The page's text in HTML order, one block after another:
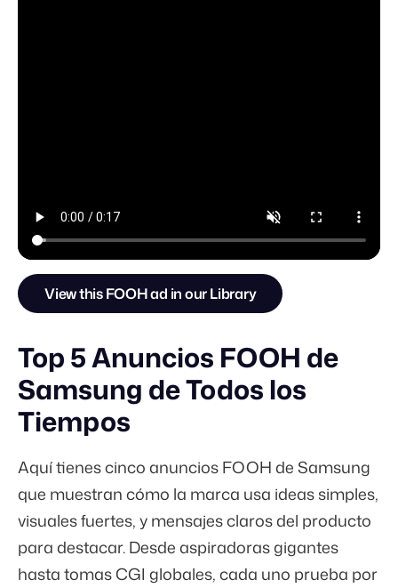
View this FOOH ad in our Library
Top 5 Anuncios FOOH de
Samsung de Todos los
Tiempos
Aquí tienes cinco anuncios FOOH de Samsung
que muestran cómo la marca usa ideas simples,
visuales fuertes, y mensajes claros del producto
para destacar. Desde aspiradoras gigantes
hasta tomas CGI globales, cada uno prueba por